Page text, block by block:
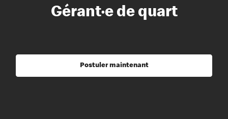
Gérant·e de quart
Postuler maintenant